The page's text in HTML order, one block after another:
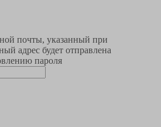
почты, указанный при
адрес будет отправлена
пароля